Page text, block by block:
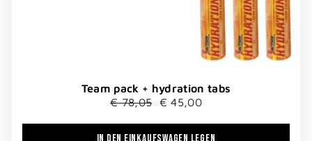
Team pack + hydration tabs
Normaler
€ 78,05 Sonderpreis
€ 45,00
IN DEN EINKAUFSWAGEN LEGEN